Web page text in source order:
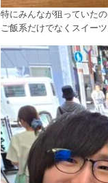
特にみんなが狙っていた
ご飯系だけでなくスイー